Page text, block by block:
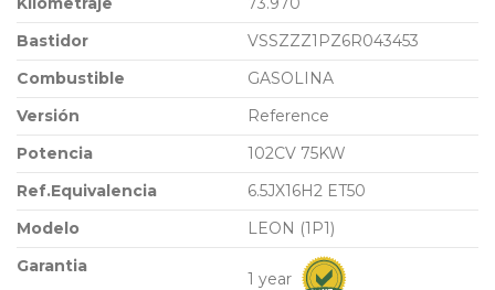
Bastidor
VSSZZZ1PZ6R043453
Combustible
GASOLINA
Versión
Reference
Potencia
102CV 75KW
Ref.Equivalencia
6.5JX16H2 ET50
Modelo
LEON (1P1)
Garantia
1 year